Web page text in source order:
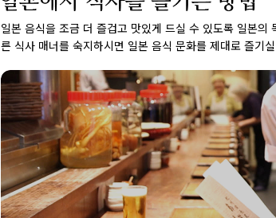
일본 음식을 조금 더 즐겁고 맛있게 드실 수 있도록 일본
른 식사 매너를 숙지하시면 일본 음식 문화를 제대로 즐기